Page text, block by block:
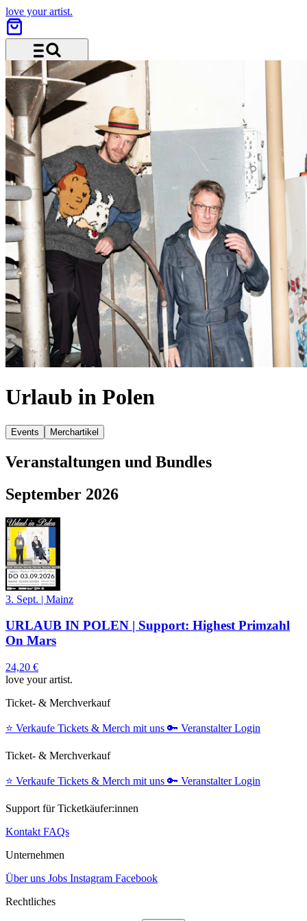
love your artist.
Menü und Suche
Urlaub in Polen
Events Merchartikel
Veranstaltungen und Bundles
September 2026
3. Sept. | Mainz
URLAUB IN POLEN | Support: Highest Primzahl
On Mars
24,20 €
love your artist.
Ticket- & Merchverkauf
⭐️ Verkaufe Tickets & Merch mit uns 🔑 Veranstalter Login
Ticket- & Merchverkauf
⭐️ Verkaufe Tickets & Merch mit uns 🔑 Veranstalter Login
Support für Ticketkäufer:innen
Kontakt FAQs
Unternehmen
Über uns Jobs Instagram Facebook
Rechtliches